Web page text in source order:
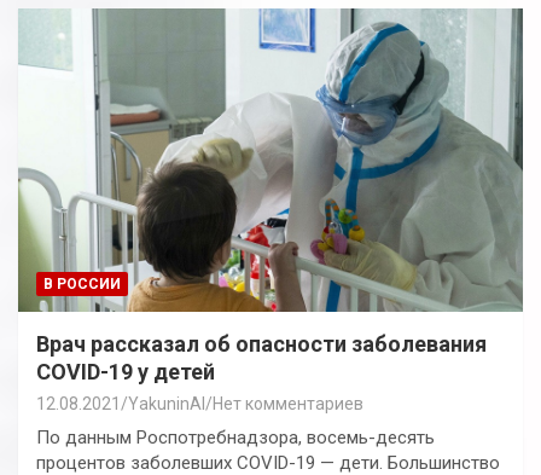
В РОССИИ
Врач рассказал об опасности заболевания
COVID-19 у детей
12.08.2021 YakuninAI Нет комментариев
По данным Роспотребнадзора, восемь-десять
процентов заболевших COVID-19 — дети. Большинство